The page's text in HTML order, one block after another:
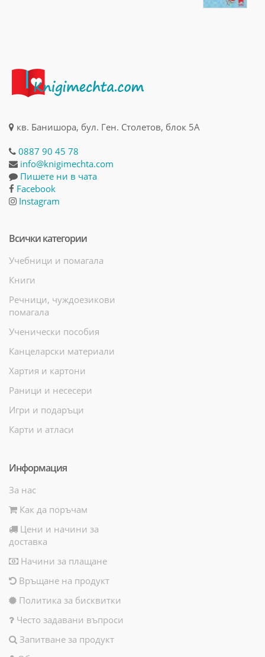
кв. Банишора, бул. Ген. Столетов, блок 5А
0887 90 45 78
info@knigimechta.com
Пишете ни в чата
Facebook
Instagram
Всички категории
Учебници и помагала
Книги
Речници, чуждоезикови
помагала
Ученически пособия
Канцеларски материали
Хартия и картони
Раници и несесери
Игри и подаръци
Карти и атласи
Информация
За нас
Как да поръчам
Цени и начини за
доставка
Начини за плащане
Връщане на продукт
Политика за бисквитки
Често задавани въпроси
Запитване за продукт